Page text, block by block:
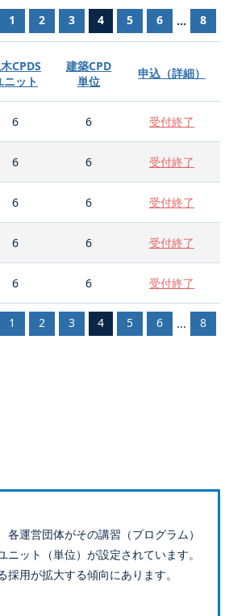
1 2 3 4 5 6 ... 8
CPDS
ニット
建築CPD
単位
申込（詳細）
6 6 受付終了
6 6 受付終了
6 6 受付終了
6 6 受付終了
6 6 受付終了
1 2 3 4 5 6 ... 8
運営団体がその講習（プログラム）
ット（単位）が設定されています。
用が拡大する傾向にあります。